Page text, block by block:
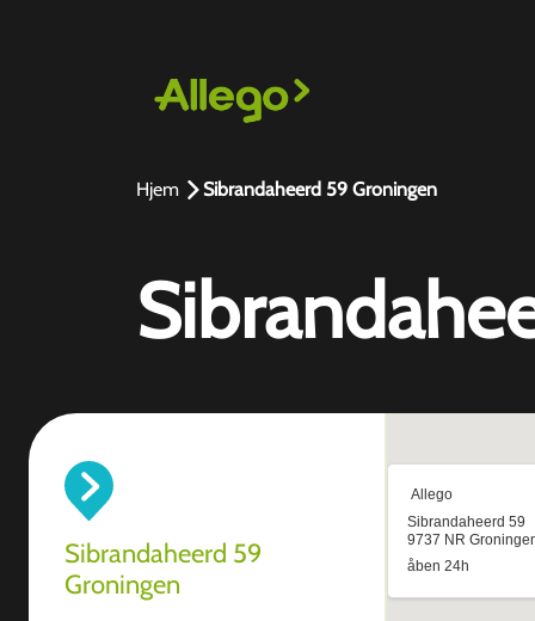
Hjem Sibrandaheerd 59 Groningen
Sibrandaheerd 59
Groningen